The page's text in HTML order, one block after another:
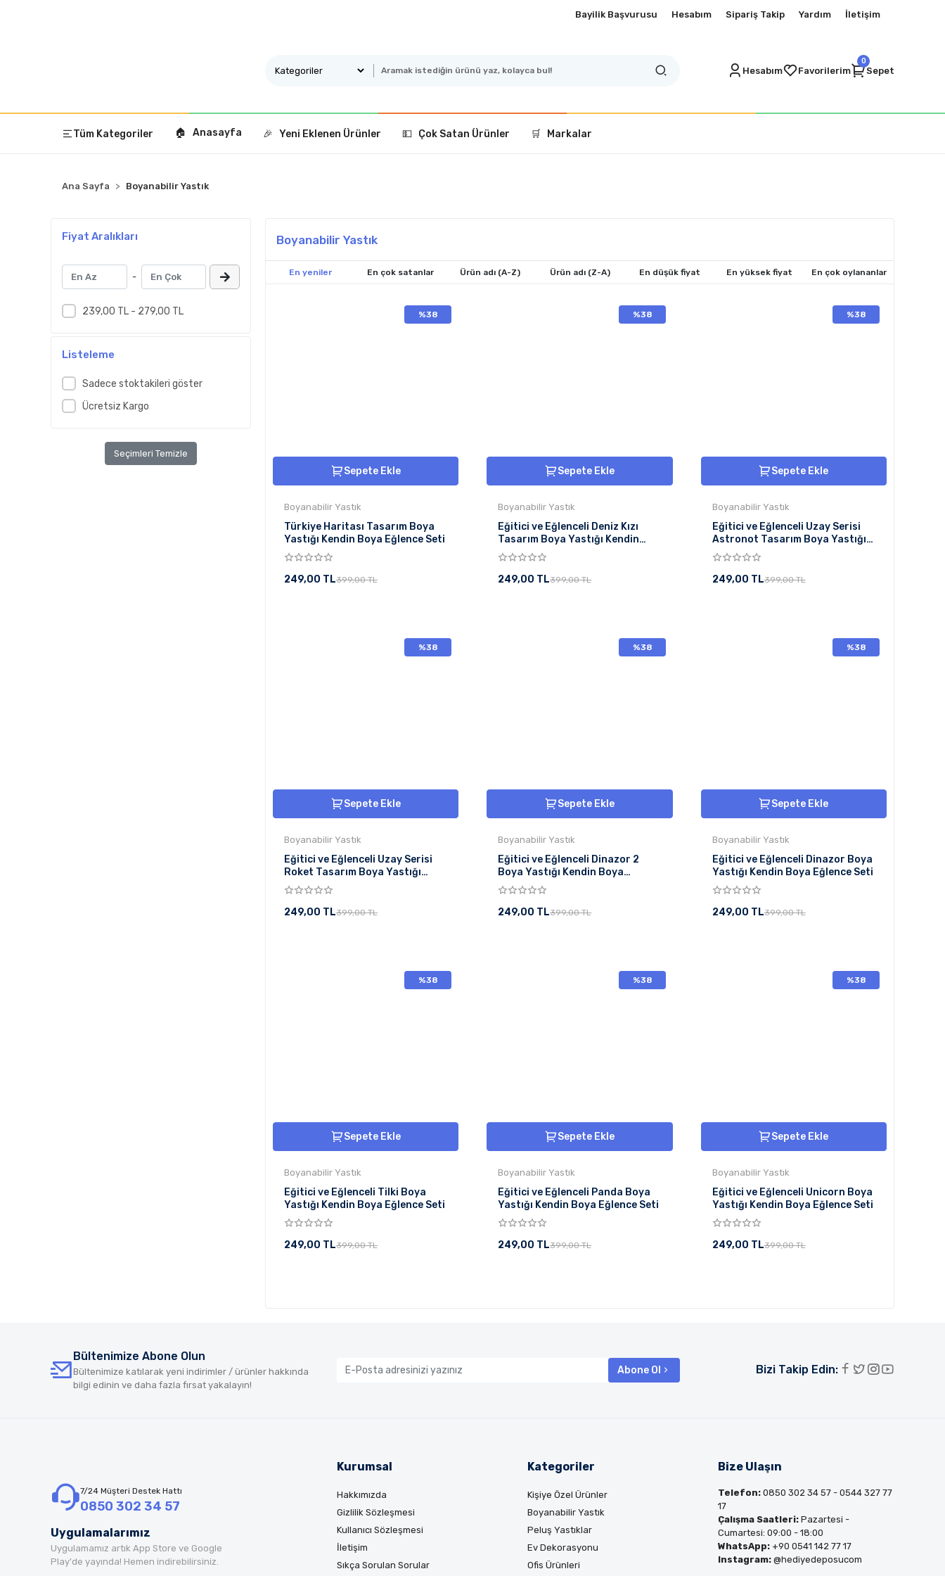
Bayilik Başvurusu Hesabım Sipariş Takip Yardım İletişim
Hesabım Favorilerim
0
Sepet
Tüm Kategoriler 🏠 Anasayfa 🎉 Yeni Eklenen Ürünler 💵 Çok Satan Ürünler 🛒 Markalar
Ana Sayfa Boyanabilir Yastık
Fiyat Aralıkları
-
239,00 TL - 279,00 TL
Listeleme
Sadece stoktakileri göster
Ücretsiz Kargo
Seçimleri Temizle
Boyanabilir Yastık
En yeniler En çok satanlar Ürün adı (A-Z) Ürün adı (Z-A) En düşük fiyat En yüksek fiyat En çok oylananlar
%38
Sepete Ekle
Boyanabilir Yastık
Türkiye Haritası Tasarım Boya
Yastığı Kendin Boya Eğlence Seti
249,00 TL399,00 TL
%38
Sepete Ekle
Boyanabilir Yastık
Eğitici ve Eğlenceli Deniz Kızı
Tasarım Boya Yastığı Kendin
Boya Eğlence Seti
249,00 TL399,00 TL
%38
Sepete Ekle
Boyanabilir Yastık
Eğitici ve Eğlenceli Uzay Serisi
Astronot Tasarım Boya Yastığı
Kendin Boya Eğlence Seti
249,00 TL399,00 TL
%38
Sepete Ekle
Boyanabilir Yastık
Eğitici ve Eğlenceli Uzay Serisi
Roket Tasarım Boya Yastığı
Kendin Boya Eğlence Seti
249,00 TL399,00 TL
%38
Sepete Ekle
Boyanabilir Yastık
Eğitici ve Eğlenceli Dinazor 2
Boya Yastığı Kendin Boya
Eğlence Seti
249,00 TL399,00 TL
%38
Sepete Ekle
Boyanabilir Yastık
Eğitici ve Eğlenceli Dinazor Boya
Yastığı Kendin Boya Eğlence Seti
249,00 TL399,00 TL
%38
Sepete Ekle
Boyanabilir Yastık
Eğitici ve Eğlenceli Tilki Boya
Yastığı Kendin Boya Eğlence Seti
249,00 TL399,00 TL
%38
Sepete Ekle
Boyanabilir Yastık
Eğitici ve Eğlenceli Panda Boya
Yastığı Kendin Boya Eğlence Seti
249,00 TL399,00 TL
%38
Sepete Ekle
Boyanabilir Yastık
Eğitici ve Eğlenceli Unicorn Boya
Yastığı Kendin Boya Eğlence Seti
249,00 TL399,00 TL
Bültenimize Abone Olun
Bültenimize katılarak yeni indirimler / ürünler hakkında
bilgi edinin ve daha fazla fırsat yakalayın!
Abone Ol Bizi Takip Edin:
7/24 Müşteri Destek Hattı
0850 302 34 57
Uygulamalarımız
Uygulamamız artık App Store ve Google
Play'de yayında! Hemen indirebilirsiniz.
Kurumsal
Hakkımızda
Gizlilik Sözleşmesi
Kullanıcı Sözleşmesi
İletişim
Sıkça Sorulan Sorular
Kategoriler
Kişiye Özel Ürünler
Boyanabilir Yastık
Peluş Yastıklar
Ev Dekorasyonu
Ofis Ürünleri
Bize Ulaşın
Telefon:0850 302 34 57 - 0544 327 77
17
Çalışma Saatleri:Pazartesi -
Cumartesi: 09:00 - 18:00
WhatsApp:+90 0541 142 77 17
Instagram:@hediyedeposucom